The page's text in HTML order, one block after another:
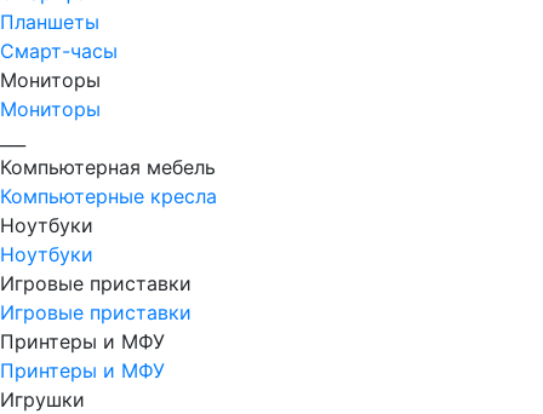
Планшеты
Смарт-часы
Мониторы
Мониторы
Компьютерная мебель
Компьютерные кресла
Ноутбуки
Ноутбуки
Игровые приставки
Игровые приставки
Принтеры и МФУ
Принтеры и МФУ
Игрушки